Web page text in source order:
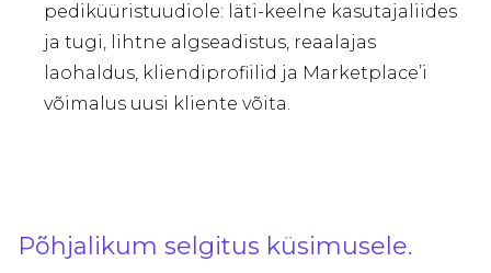
pediküüristuudiole: läti-keelne kasutajaliides
ja tugi, lihtne algseadistus, reaalajas
laohaldus, kliendiprofiilid ja Marketplace’i
võimalus uusi kliente võita.
Põhjalikum selgitus küsimusele.